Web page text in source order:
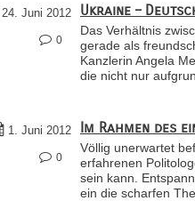
24. Juni 2012
0
Ukraine –
Das Verhältnis
gerade als
Kanzlerin Angela
die nicht nur
1. Juni 2012
0
Im Rahmen des
Völlig unerwartet
erfahrenen
sein kann.
ein die scharfen